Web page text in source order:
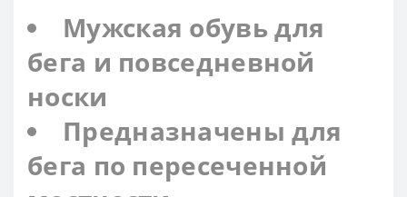
Мужская обувь для
бега и повседневной
носки
Предназначены для
бега по пересеченной